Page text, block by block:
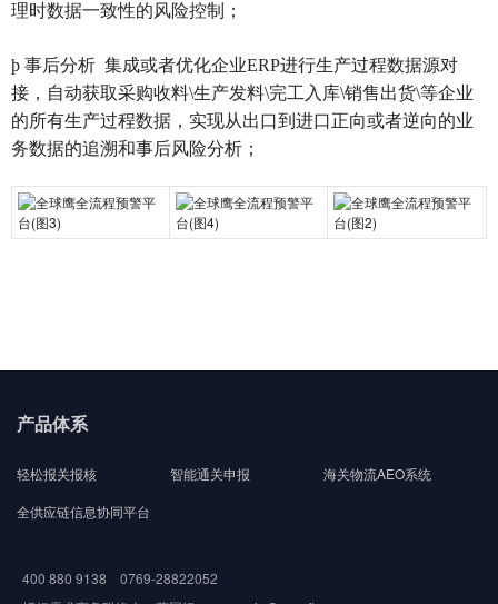
理时数据一致性的风险控制；
þ 事后分析 集成或者优化企业ERP进行生产过程数据源对
接，自动获取采购收料\生产发料\完工入库\销售出货\等企业
的所有生产过程数据，实现从出口到进口正向或者逆向的业
务数据的追溯和事后风险分析；
产品体系
轻松报关报核 智能通关申报
海关物流AEO系统
全供应链信息协同平台
400 880 9138 0769-28822052